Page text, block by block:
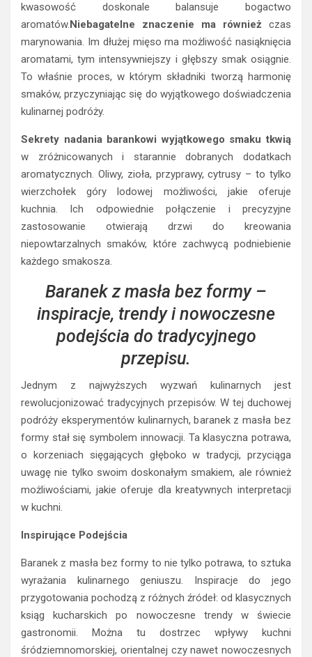
kwasowość doskonale balansuje bogactwo
aromatów.Niebagatelne znaczenie ma również czas
marynowania. Im dłużej mięso ma możliwość nasiąknięcia
aromatami, tym intensywniejszy i głębszy smak osiągnie.
To właśnie proces, w którym składniki tworzą harmonię
smaków, przyczyniając się do wyjątkowego doświadczenia
kulinarnej podróży.
Sekrety nadania barankowi wyjątkowego smaku tkwią
w zróżnicowanych i starannie dobranych dodatkach
aromatycznych. Oliwy, zioła, przyprawy, cytrusy – to tylko
wierzchołek góry lodowej możliwości, jakie oferuje
kuchnia. Ich odpowiednie połączenie i precyzyjne
zastosowanie otwierają drzwi do kreowania
niepowtarzalnych smaków, które zachwycą podniebienie
każdego smakosza.
Baranek z masła bez formy –
inspiracje, trendy i nowoczesne
podejścia do tradycyjnego
przepisu.
Jednym z najwyższych wyzwań kulinarnych jest
rewolucjonizować tradycyjnych przepisów. W tej duchowej
podróży eksperymentów kulinarnych, baranek z masła bez
formy stał się symbolem innowacji. Ta klasyczna potrawa,
o korzeniach sięgających głęboko w tradycji, przyciąga
uwagę nie tylko swoim doskonałym smakiem, ale również
możliwościami, jakie oferuje dla kreatywnych interpretacji
w kuchni.
Inspirujące Podejścia
Baranek z masła bez formy to nie tylko potrawa, to sztuka
wyrażania kulinarnego geniuszu. Inspiracje do jego
przygotowania pochodzą z różnych źródeł: od klasycznych
ksiąg kucharskich po nowoczesne trendy w świecie
gastronomii. Można tu dostrzec wpływy kuchni
śródziemnomorskiej, orientalnej czy nawet nowoczesnych